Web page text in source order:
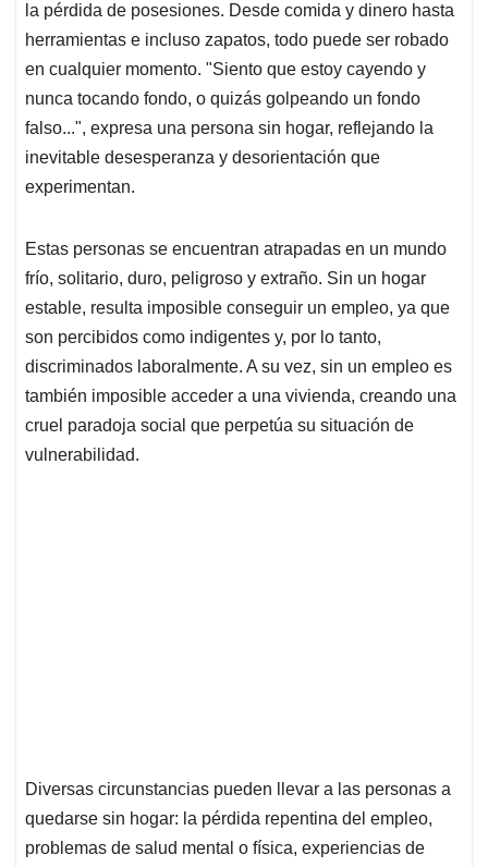
A
p
p
o
o
k
d
I
n
d
s
la pérdida de posesiones. Desde comida y dinero hasta
herramientas e incluso zapatos, todo puede ser robado
en cualquier momento. "Siento que estoy cayendo y
nunca tocando fondo, o quizás golpeando un fondo
falso...", expresa una persona sin hogar, reflejando la
inevitable desesperanza y desorientación que
experimentan.
Estas personas se encuentran atrapadas en un mundo
frío, solitario, duro, peligroso y extraño. Sin un hogar
estable, resulta imposible conseguir un empleo, ya que
son percibidos como indigentes y, por lo tanto,
discriminados laboralmente. A su vez, sin un empleo es
también imposible acceder a una vivienda, creando una
cruel paradoja social que perpetúa su situación de
vulnerabilidad.
Diversas circunstancias pueden llevar a las personas a
quedarse sin hogar: la pérdida repentina del empleo,
problemas de salud mental o física, experiencias de